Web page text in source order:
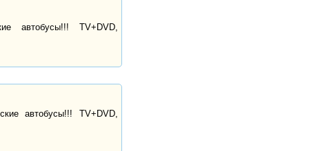
автобусы!!! TV+DVD,
автобусы!!! TV+DVD,